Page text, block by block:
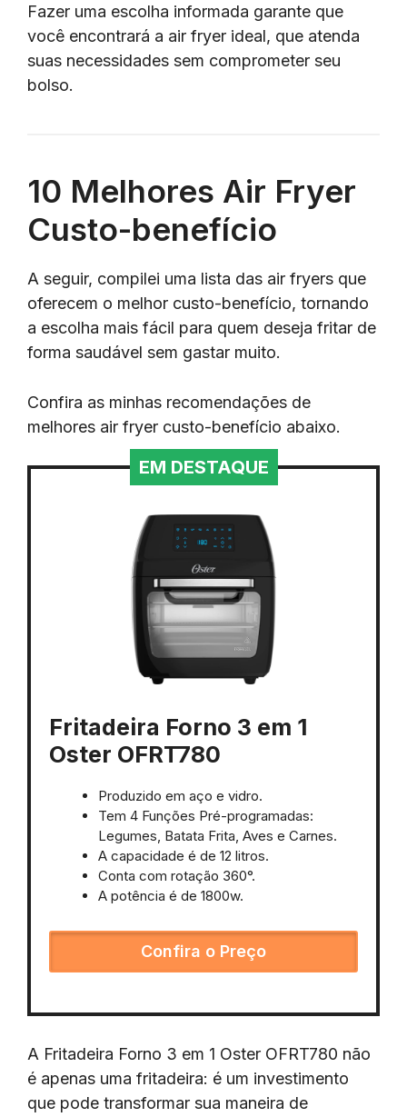
Fazer uma escolha informada garante que
você encontrará a air fryer ideal, que atenda
suas necessidades sem comprometer seu
bolso.
10 Melhores Air Fryer
Custo-benefício
A seguir, compilei uma lista das air fryers que
oferecem o melhor custo-benefício, tornando
a escolha mais fácil para quem deseja fritar de
forma saudável sem gastar muito.
Confira as minhas recomendações de
melhores air fryer custo-benefício abaixo.
EM DESTAQUE
Fritadeira Forno 3 em 1
Oster OFRT780
Produzido em aço e vidro.
Tem 4 Funções Pré-programadas:
Legumes, Batata Frita, Aves e Carnes.
A capacidade é de 12 litros.
Conta com rotação 360°.
A potência é de 1800w.
Confira o Preço
A Fritadeira Forno 3 em 1 Oster OFRT780 não
é apenas uma fritadeira: é um investimento
que pode transformar sua maneira de